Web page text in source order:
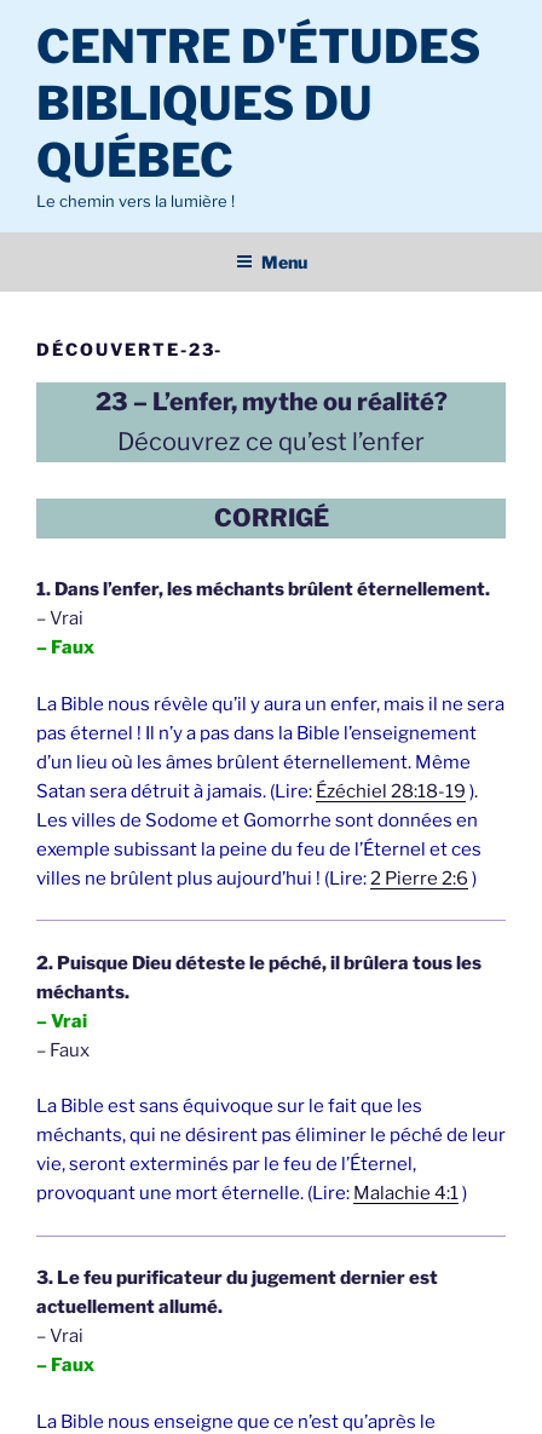
contenu
principal
CENTRE D'ÉTUDES
BIBLIQUES DU
QUÉBEC
Le chemin vers la lumière !
Menu
DÉCOUVERTE-23-
23 – L’enfer, mythe ou réalité?
Découvrez ce qu’est l’enfer
CORRIGÉ
1. Dans l’enfer, les méchants brûlent éternellement.
– Vrai
– Faux
La Bible nous révèle qu’il y aura un enfer, mais il ne sera
pas éternel ! Il n’y a pas dans la Bible l’enseignement
d’un lieu où les âmes brûlent éternellement. Même
Satan sera détruit à jamais. (Lire: Ézéchiel 28:18-19 ).
Les villes de Sodome et Gomorrhe sont données en
exemple subissant la peine du feu de l’Éternel et ces
villes ne brûlent plus aujourd’hui ! (Lire: 2 Pierre 2:6 )
2. Puisque Dieu déteste le péché, il brûlera tous les
méchants.
– Vrai
– Faux
La Bible est sans équivoque sur le fait que les
méchants, qui ne désirent pas éliminer le péché de leur
vie, seront exterminés par le feu de l’Éternel,
provoquant une mort éternelle. (Lire: Malachie 4:1)
3. Le feu purificateur du jugement dernier est
actuellement allumé.
– Vrai
– Faux
La Bible nous enseigne que ce n’est qu’après le